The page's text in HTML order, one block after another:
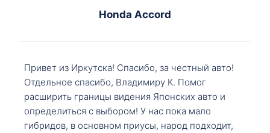
Honda Accord
Привет из Иркутска! Спасибо, за честный авто!
Отдельное спасибо, Владимиру К. Помог
расширить границы видения Японских авто и
определиться с выбором! У нас пока мало
гибридов, в основном приусы, народ подходит,